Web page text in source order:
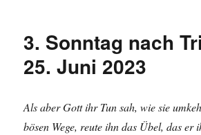
3. Sonntag nach
25. Juni 2023
Als aber Gott ihr Tun sah, wie sie
bösen Wege, reute ihn das Übel, das er